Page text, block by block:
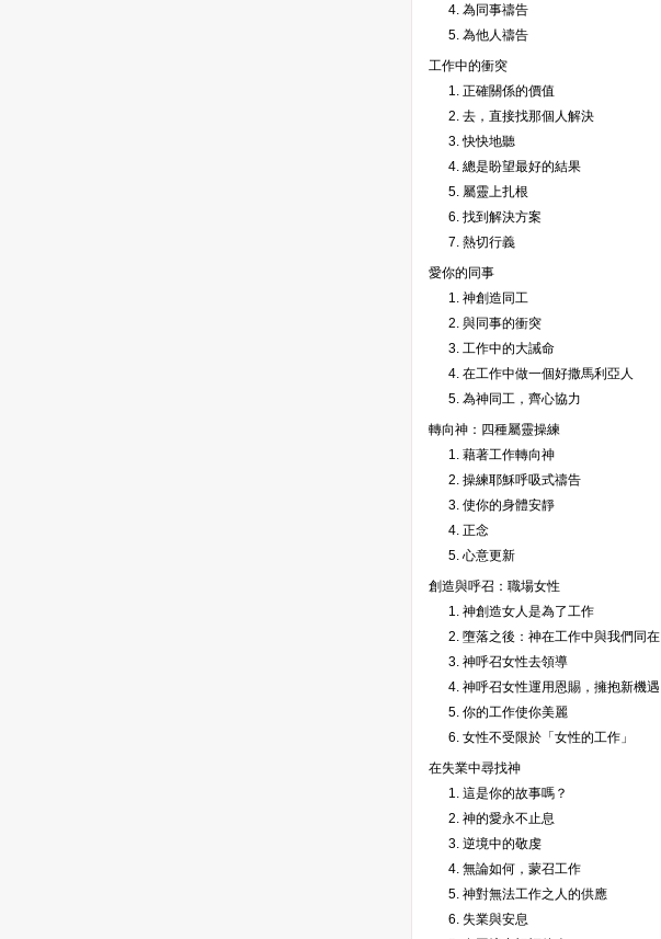
4. 為同事禱告
5. 為他人禱告
工作中的衝突
1. 正確關係的價值
2. 去，直接找那個人解決
3. 快快地聽
4. 總是盼望最好的結果
5. 屬靈上扎根
6. 找到解決方案
7. 熱切行義
愛你的同事
1. 神創造同工
2. 與同事的衝突
3. 工作中的大誡命
4. 在工作中做一個好撒馬利亞人
5. 為神同工，齊心協力
轉向神：四種屬靈操練
1. 藉著工作轉向神
2. 操練耶穌呼吸式禱告
3. 使你的身體安靜
4. 正念
5. 心意更新
創造與呼召：職場女性
1. 神創造女人是為了工作
2. 墮落之後：神在工作中與我們同在
3. 神呼召女性去領導
4. 神呼召女性運用恩賜，擁抱新機遇
5. 你的工作使你美麗
6. 女性不受限於「女性的工作」
在失業中尋找神
1. 這是你的故事嗎？
2. 神的愛永不止息
3. 逆境中的敬虔
4. 無論如何，蒙召工作
5. 神對無法工作之人的供應
6. 失業與安息